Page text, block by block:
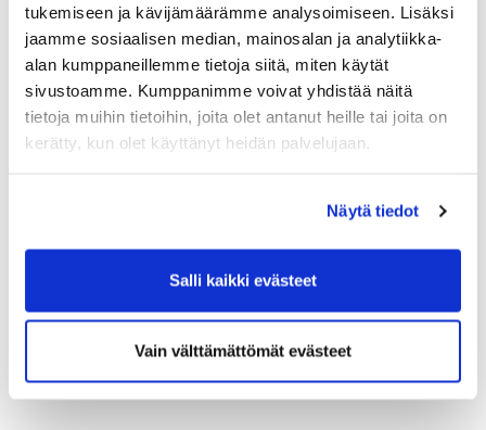
tukemiseen ja kävijämäärämme analysoimiseen. Lisäksi
jaamme sosiaalisen median, mainosalan ja analytiikka-
alan kumppaneillemme tietoja siitä, miten käytät
sivustoamme. Kumppanimme voivat yhdistää näitä
tietoja muihin tietoihin, joita olet antanut heille tai joita on
kerätty, kun olet käyttänyt heidän palvelujaan.
Näytä tiedot
Salli kaikki evästeet
Vain välttämättömät evästeet
pelattavammassa kunnossa.
Kisojen myötä myös korjatut alueet, viheriöiden
kahdeksan ja viisitoista läheisyydessä, on otettu
käyttöön. Molemmilla alueilla on nurmimattoa, joka
luokitellaan valmistetuksi esineeksi, jolloin se täyttää
sääntökirjan mukaisen haitan määritelmän. Koska
rangaistuksetta säännön 16.1 mukaisesti. Näin ollen
asiasta ei ole tarpeen laittaa lisämainintaa
paikallissääntöihin.
jättämässä sinne ajatuksiasi. Vien asioita sitten
oikeille henkilöille. Palautteet käsitellään täysin